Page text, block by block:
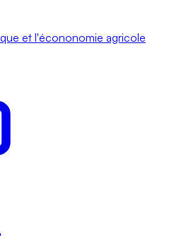
et l'écononomie agricole